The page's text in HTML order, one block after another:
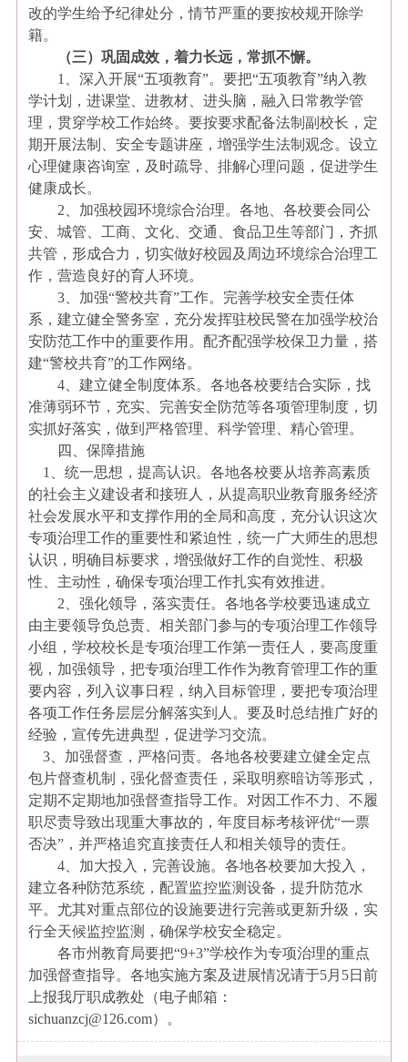
改的学生给予纪律处分，情节严重的要按校规开除学
籍。
（三）巩固成效，着力长远，常抓不懈。
1
、深入开展“五项教育”。要把“五项教育”纳入教
学计划，进课堂、进教材、进头脑，融入日常教学管
理，贯穿学校工作始终。要按要求配备法制副校长，定
期开展法制、安全专题讲座，增强学生法制观念。设立
心理健康咨询室，及时疏导、排解心理问题，促进学生
健康成长。
2 、加强校园环境综合治理。各地、各校要会同公
安、城管、工商、文化、交通、食品卫生等部门，齐抓
共管，形成合力，切实做好校园及周边环境综合治理工
作，营造良好的育人环境。
3 、加强“警校共育”工作。完善学校安全责任体
系，建立健全警务室，充分发挥驻校民警在加强学校治
安防范工作中的重要作用。配齐配强学校保卫力量，搭
建“警校共育”的工作网络。
4 、建立健全制度体系。各地各校要结合实际，找
准薄弱环节，充实、完善安全防范等各项管理制度，切
实抓好落实，做到严格管理、科学管理、精心管理。
四、保障措施
1
、统一思想，提高认识。各地各校要从培养高素质
的社会主义建设者和接班人，从提高职业教育服务经济
社会发展水平和支撑作用的全局和高度，充分认识这次
专项治理工作的重要性和紧迫性，统一广大师生的思想
认识，明确目标要求，增强做好工作的自觉性、积极
性、主动性，确保专项治理工作扎实有效推进。
2 、强化领导，落实责任。各地各学校要迅速成立
由主要领导负总责、相关部门参与的专项治理工作领导
小组，学校校长是专项治理工作第一责任人，要高度重
视，加强领导，把专项治理工作作为教育管理工作的重
要内容，列入议事日程，纳入目标管理，要把专项治理
各项工作任务层层分解落实到人。要及时总结推广好的
经验，宣传先进典型，促进学习交流。
3 、加强督查，严格问责。各地各校要建立健全定点
包片督查机制，强化督查责任，采取明察暗访等形式，
定期不定期地加强督查指导工作。对因工作不力、不履
职尽责导致出现重大事故的，年度目标考核评优“一票
否决”，并严格追究直接责任人和相关领导的责任。
4 、加大投入，完善设施。各地各校要加大投入，
建立各种防范系统，配置监控监测设备，提升防范水
平。尤其对重点部位的设施要进行完善或更新升级，实
行全天候监控监测，确保学校安全稳定。
各市州教育局要把“9+3”学校作为专项治理的重点
加强督查指导。各地实施方案及进展情况请于5月 5日前
上报我厅职成教处（电子邮箱：
sichuanzcj@126.com）。